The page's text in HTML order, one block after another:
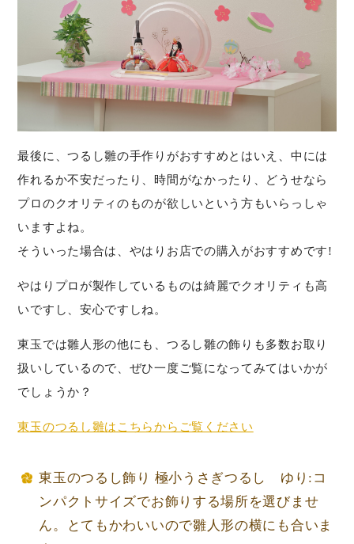
最後に、つるし雛の手作りがおすすめとはいえ、中には
作れるか不安だったり、時間がなかったり、どうせなら
プロのクオリティのものが欲しいという方もいらっしゃ
いますよね。
そういった場合は、やはりお店での購入がおすすめです!
やはりプロが製作しているものは綺麗でクオリティも高
いですし、安心ですしね。
東玉では雛人形の他にも、つるし雛の飾りも多数お取り
扱いしているので、ぜひ一度ご覧になってみてはいかが
でしょうか？
東玉のつるし雛はこちらからご覧ください
東玉のつるし飾り 極小うさぎつるし ゆり:コ
ンパクトサイズでお飾りする場所を選びませ
ん。とてもかわいいので雛人形の横にも合いま